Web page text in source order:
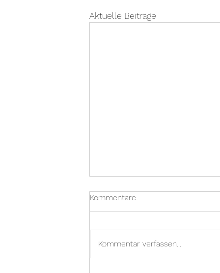
Aktuelle Beiträge
Kommentare
Kommentar verfassen...